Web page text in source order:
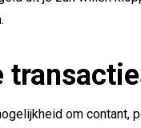
om contant,